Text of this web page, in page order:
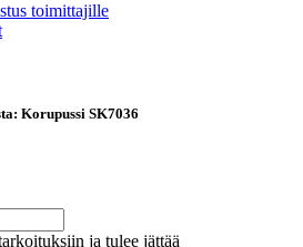
toimittajille
Korupussi SK7036
ja tulee jättää